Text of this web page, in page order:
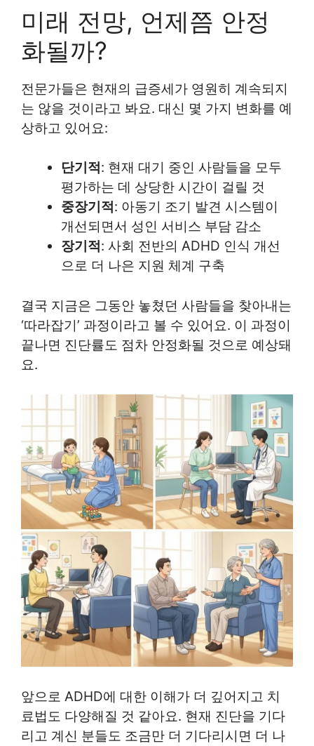
미래 전망, 언제쯤 안정
화될까?
전문가들은 현재의 급증세가 영원히 계속되지
는 않을 것이라고 봐요. 대신 몇 가지 변화를 예
상하고 있어요:
단기적 : 현재 대기 중인 사람들을 모두
평가하는 데 상당한 시간이 걸릴 것
중장기적 : 아동기 조기 발견 시스템이
개선되면서 성인 서비스 부담 감소
장기적 : 사회 전반의 ADHD 인식 개선
으로 더 나은 지원 체계 구축
결국 지금은 그동안 놓쳤던 사람들을 찾아내는
‘따라잡기’ 과정이라고 볼 수 있어요. 이 과정이
끝나면 진단률도 점차 안정화될 것으로 예상돼
요.
앞으로 ADHD에 대한 이해가 더 깊어지고 치
료법도 다양해질 것 같아요. 현재 진단을 기다
리고 계신 분들도 조금만 더 기다리시면 더 나